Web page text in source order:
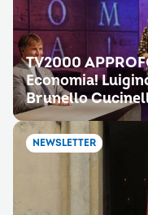
TV2000
Economia!
Brunello
NEWSLETTER